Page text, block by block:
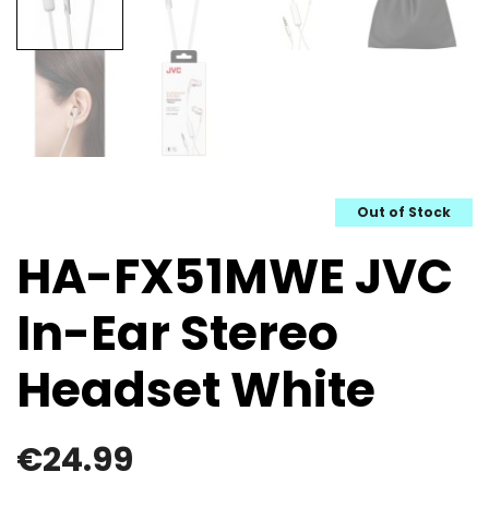
Out of Stock
HA-FX51MWE JVC
In-Ear Stereo
Headset White
€24.99